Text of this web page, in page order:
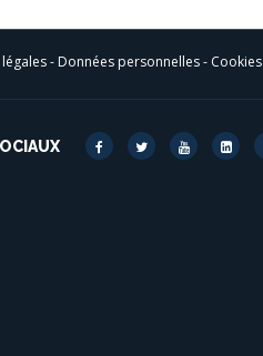
- Données personnelles- Cookies